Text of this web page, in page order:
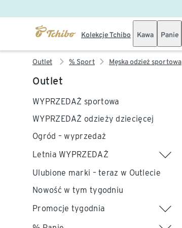
Kolekcje Tchibo Kawa Panie
Outlet % Sport Męska odzież sportowa
Outlet
WYPRZEDAŻ sportowa
WYPRZEDAŻ odzieży dziecięcej
Ogród – wyprzedaż
Letnia WYPRZEDAŻ
Ulubione marki – teraz w Outlecie
Nowość w tym tygodniu
Promocje tygodnia